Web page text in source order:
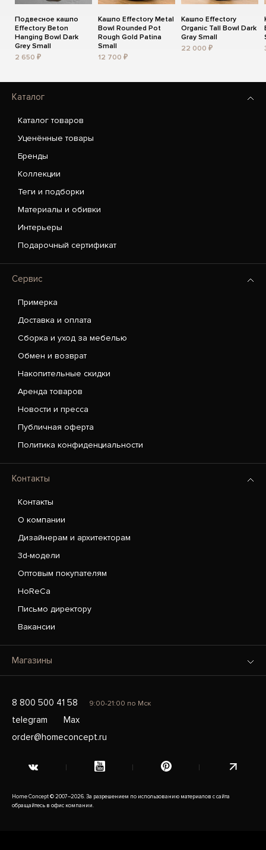
Подвесное кашпо
Effectory Beton
Hanging Bowl Dark
Grey Small
2 650 ₽
Кашпо Effectory Metal
Bowl Rounded Pot
Rough Gold Patina
Small
12 700 ₽
Кашпо Effectory
Organic Tall Bowl Dark
Gray Small
22 000 ₽
Каталог
Каталог товаров
Уценённые товары
Бренды
Коллекции
Теги и подборки
Материалы и обивки
Интерьеры
Подарочный сертификат
Сервис
Примерка
Доставка и оплата
Сборка и уход за мебелью
Обмен и возврат
Накопительные скидки
Аренда товаров
Новости и пресса
Публичная оферта
Политика конфиденциальности
Контакты
Контакты
О компании
Дизайнерам и архитекторам
3d-модели
Оптовым покупателям
HoReCa
Письмо директору
Вакансии
Магазины
8 800 500 41 58 9:00-21:00 по Мск
telegram
Max
order@homeconcept.ru
Home Concept © 2007–2026. За разрешением по использованию материалов с сайта
обращайтесь в офис компании.